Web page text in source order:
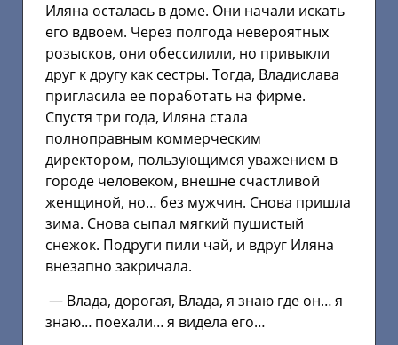
Иляна осталась в доме. Они начали искать
его вдвоем. Через полгода невероятных
розысков, они обессилили, но привыкли
друг к другу как сестры. Тогда, Владислава
пригласила ее поработать на фирме.
Спустя три года, Иляна стала
полноправным коммерческим
директором, пользующимся уважением в
городе человеком, внешне счастливой
женщиной, но… без мужчин. Снова пришла
зима. Снова сыпал мягкий пушистый
снежок. Подруги пили чай, и вдруг Иляна
внезапно закричала.
— Влада, дорогая, Влада, я знаю где он… я
знаю… поехали… я видела его…